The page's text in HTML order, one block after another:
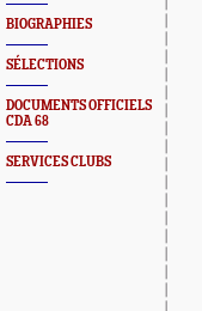
BIOGRAPHIES
SÉLECTIONS
DOCUMENTS OFFICIELS
CDA 68
SERVICES CLUBS